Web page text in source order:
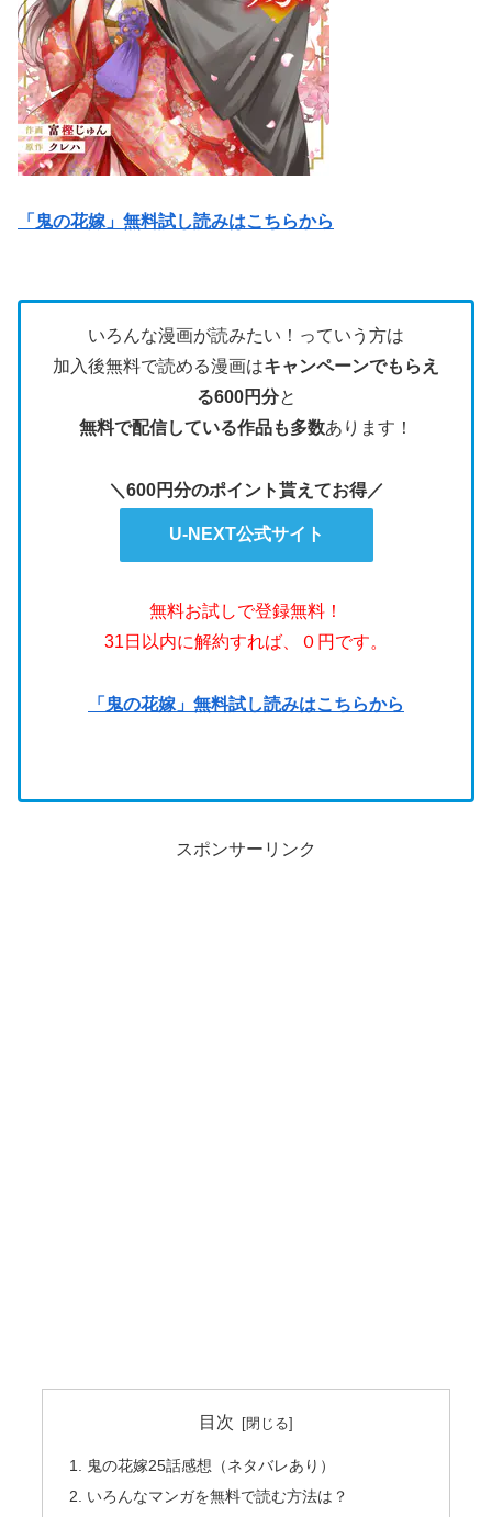
「鬼の花嫁」無料試し読みはこちらから
いろんな漫画が読みたい！っていう方は
加入後無料で読める漫画はキャンペーンでもらえ
る600円分と
無料で配信している作品も多数あります！
＼600円分のポイント貰えてお得／
U-NEXT公式サイト
無料お試しで登録無料！
31日以内に解約すれば、０円です。
「鬼の花嫁」無料試し読みはこちらから
スポンサーリンク
目次
鬼の花嫁25話感想（ネタバレあり）
いろんなマンガを無料で読む方法は？